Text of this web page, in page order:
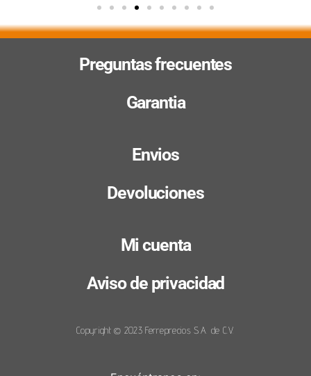
Preguntas frecuentes
Garantia
Envios
Devoluciones
Mi cuenta
Aviso de privacidad
Copyright © 2023 Ferreprecios S.A. de C.V.